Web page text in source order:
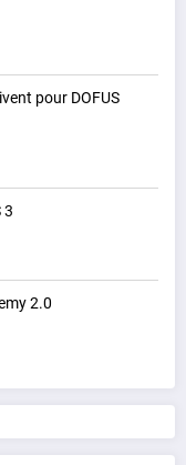
pour DOFUS
3
2.0